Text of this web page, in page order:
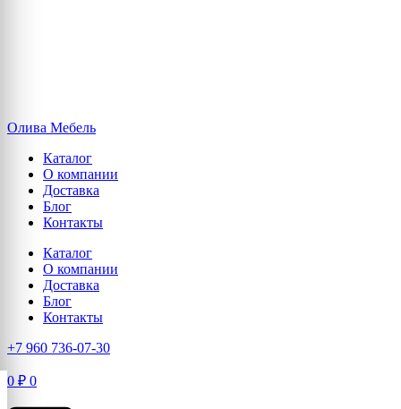
Олива Мебель
Каталог
О компании
Доставка
Блог
Контакты
Каталог
О компании
Доставка
Блог
Контакты
+7 960 736-07-30
0 ₽ 0